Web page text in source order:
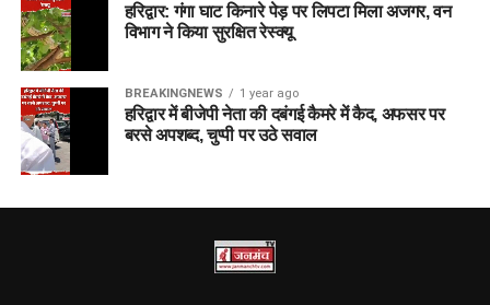
हरिद्वार: गंगा घाट किनारे पेड़ पर लिपटा मिला अजगर, वन
विभाग ने किया सुरक्षित रेस्क्यू
BREAKINGNEWS 1 year ago
हरिद्वार में बीजेपी नेता की दबंगई कैमरे में कैद, अफसर पर
बरसे अपशब्द, चुप्पी पर उठे सवाल